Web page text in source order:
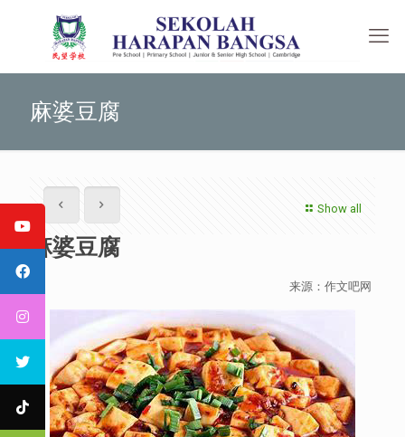
麻婆豆腐
Show all
麻婆豆腐
来源：作文吧网